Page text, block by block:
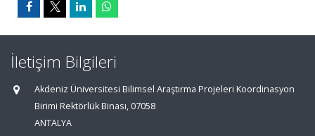
İletişim Bilgileri
Akdeniz Üniversitesi Bilimsel Araştırma Projeleri Koordinasyon
Birimi Rektörlük Binası, 07058
ANTALYA